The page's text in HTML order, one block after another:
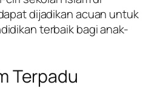
dijadikan acuan untuk
terbaik bagi anak-
Terpadu